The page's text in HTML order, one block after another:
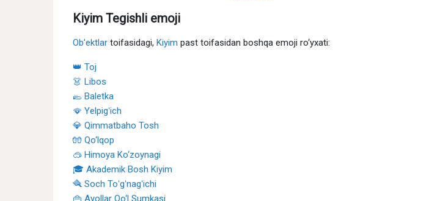
Kiyim Tegishli emoji
Ob'ektlar toifasidagi, Kiyim past toifasidan boshqa emoji ro‘yxati:
👑 Toj
👗 Libos
🥿 Baletka
🪭 Yelpigʻich
💎 Qimmatbaho Tosh
🧤 Qo‘lqop
🥽 Himoya Ko‘zoynagi
🎓 Akademik Bosh Kiyim
🪮 Soch Toʻgʻnagʻichi
👜 Ayollar Qo‘l Sumkasi